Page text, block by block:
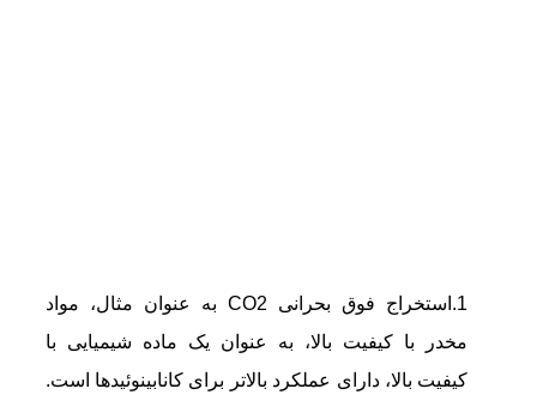
1. استخراج فوق بحرانی CO2
به عنوان مثال، مواد
مخدر با کیفیت بالا، به عنوان یک ماده شیمیایی با
کیفیت بالا، دارای عملکرد بالاتر برای کانابینوئیدها است.